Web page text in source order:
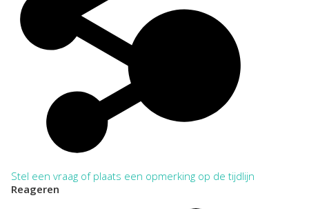
Stel een vraag of plaats een opmerking op de tijdlijn
Reageren